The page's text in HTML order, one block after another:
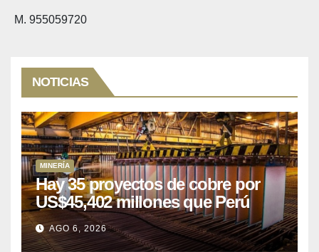
M. 955059720
NOTICIAS
MINERÍA
Hay 35 proyectos de cobre por
US$45,402 millones que Perú
puede aprovechar
AGO 6, 2026